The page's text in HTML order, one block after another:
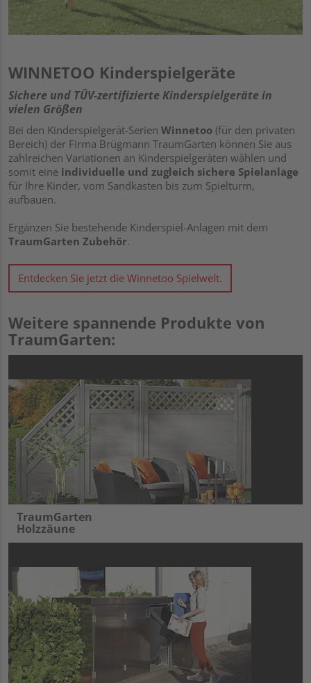
WINNETOO Kinderspielgeräte
Sichere und TÜV-zertifizierte Kinderspielgeräte in
vielen Größen
Bei den Kinderspielgerät-Serien Winnetoo (für den privaten
Bereich) der Firma Brügmann TraumGarten können Sie aus
zahlreichen Variationen an Kinderspielgeräten wählen und
somit eine individuelle und zugleich sichere Spielanlage
für Ihre Kinder, vom Sandkasten bis zum Spielturm,
aufbauen.
Ergänzen Sie bestehende Kinderspiel-Anlagen mit dem
TraumGarten Zubehör.
Entdecken Sie jetzt die Winnetoo Spielwelt.
Weitere spannende Produkte von
TraumGarten:
TraumGarten
Holzzäune